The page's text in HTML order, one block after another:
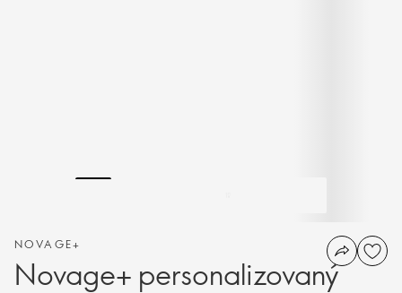
NOVAGE+
Novage+ personalizovaný